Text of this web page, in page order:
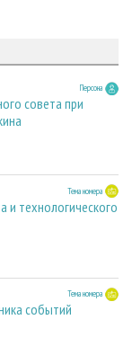
Персона
совета при
Тема номера
и технологического
Тема номера
событий